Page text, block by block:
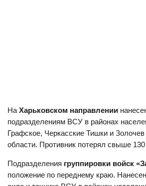
На Харьковском направлении
подразделениям ВСУ в районах
Графское, Черкасские Тишки и
области. Противник потерял свыше
Подразделения группировки войск
положение по переднему краю.